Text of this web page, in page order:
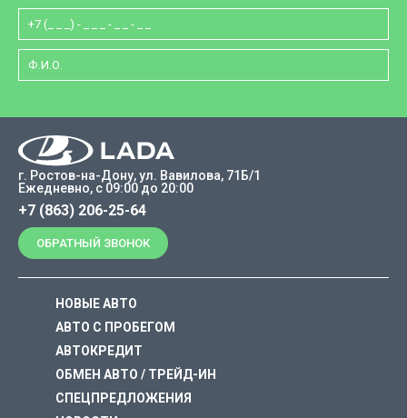
г. Ростов-на-Дону, ул. Вавилова, 71Б/1
Ежедневно, с 09:00 до 20:00
+7 (863) 206-25-64
ОБРАТНЫЙ ЗВОНОК
НОВЫЕ АВТО
АВТО С ПРОБЕГОМ
АВТОКРЕДИТ
ОБМЕН АВТО / ТРЕЙД-ИН
СПЕЦПРЕДЛОЖЕНИЯ